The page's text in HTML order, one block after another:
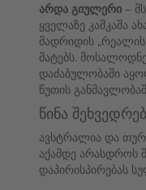
არდა გიულერი –
ყველაზე კაშკაშა
მადრიდის
მატებს.
დაძაბულობაში
წუთის
წინა
ავსტრალია და
აქამდე არასდროს
დაპირისპირებას